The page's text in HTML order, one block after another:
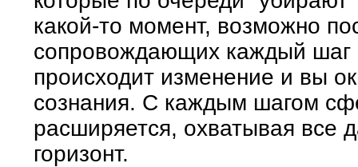
какой-то момент, возможно
сопровождающих каждый шаг
происходит изменение и вы
сознания. С каждым шагом
расширяется, охватывая
горизонт.